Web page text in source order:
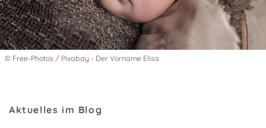
© Free-Photos / Pixabay - Der Vorname Elisa
Aktuelles im Blog